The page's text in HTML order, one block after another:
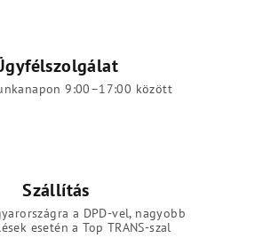
9:00–17:00 között
Szállítás
a DPD-vel, nagyobb
esetén a Top TRANS-szal